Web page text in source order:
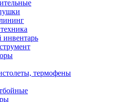
термофены